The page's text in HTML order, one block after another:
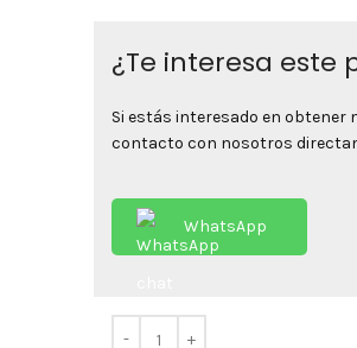
¿Te interesa este
Si estás interesado en
contacto con nosotros
WhatsApp